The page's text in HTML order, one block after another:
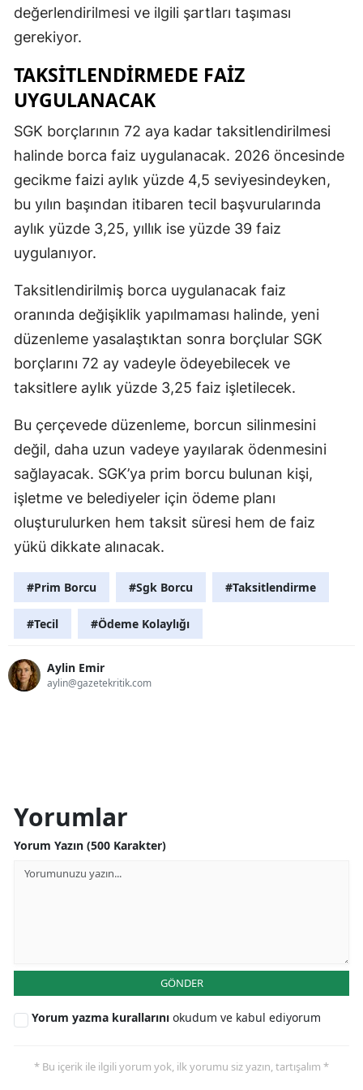
değerlendirilmesi ve ilgili şartları taşıması
gerekiyor.
TAKSITLENDIRMEDE FAIZ
UYGULANACAK
SGK borçlarının 72 aya kadar taksitlendirilmesi
halinde borca faiz uygulanacak. 2026 öncesinde
gecikme faizi aylık yüzde 4,5 seviyesindeyken,
bu yılın başından itibaren tecil başvurularında
aylık yüzde 3,25, yıllık ise yüzde 39 faiz
uygulanıyor.
Taksitlendirilmiş borca uygulanacak faiz
oranında değişiklik yapılmaması halinde, yeni
düzenleme yasalaştıktan sonra borçlular SGK
borçlarını 72 ay vadeyle ödeyebilecek ve
taksitlere aylık yüzde 3,25 faiz işletilecek.
Bu çerçevede düzenleme, borcun silinmesini
değil, daha uzun vadeye yayılarak ödenmesini
sağlayacak. SGK’ya prim borcu bulunan kişi,
işletme ve belediyeler için ödeme planı
oluşturulurken hem taksit süresi hem de faiz
yükü dikkate alınacak.
#Prim Borcu #Sgk Borcu #Taksitlendirme
#Tecil #Ödeme Kolaylığı
Aylin Emir
aylin@gazetekritik.com
Yorumlar
Yorum Yazın (500 Karakter)
GÖNDER
Yorum yazma kurallarını okudum ve kabul ediyorum
* Bu içerik ile ilgili yorum yok, ilk yorumu siz yazın, tartışalım *